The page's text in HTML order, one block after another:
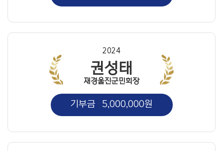
2024
권성태
재경울진군민회장
기부금 5,000,000원